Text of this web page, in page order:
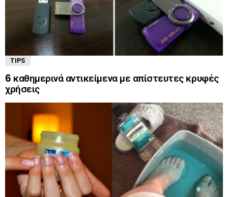
TIPS
6 καθημερινά αντικείμενα με απίστευτες κρυφές
χρήσεις